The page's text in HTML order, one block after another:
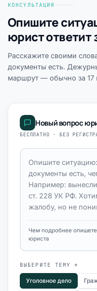
КОНСУЛЬТАЦИЯ
Опишите
юрист ответит
Расскажите своими
документы есть.
маршрут — обычно за 17
Новый вопрос
БЕСПЛАТНО · БЕЗ
Чем подробнее
юриста
ВЫБЕРИТЕ ТЕМУ *
Уголовное дело